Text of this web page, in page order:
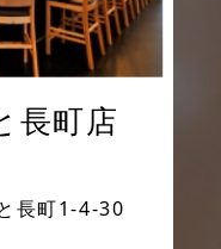
長町店
長町1-4-30